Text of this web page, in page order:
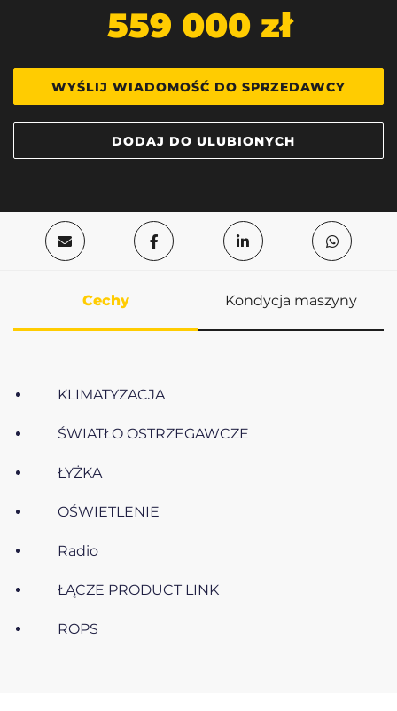
559 000 zł
WYŚLIJ WIADOMOŚĆ DO SPRZEDAWCY
DODAJ DO ULUBIONYCH
Cechy Kondycja maszyny
KLIMATYZACJA
ŚWIATŁO OSTRZEGAWCZE
ŁYŻKA
OŚWIETLENIE
Radio
ŁĄCZE PRODUCT LINK
ROPS